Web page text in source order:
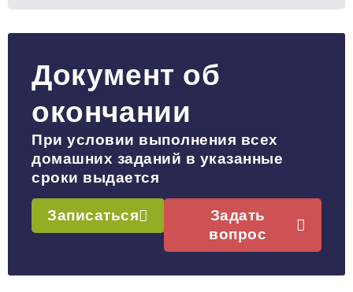
Документ об
окончании
При условии выполнения всех
домашних заданий в указанные
сроки выдается
Записаться
Задать
вопрос